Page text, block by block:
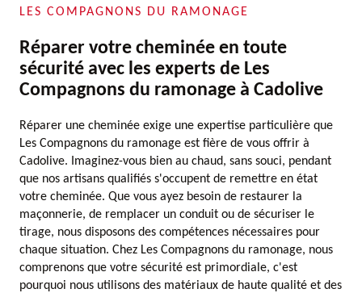
LES COMPAGNONS DU RAMONAGE
Réparer votre cheminée en toute
sécurité avec les experts de Les
Compagnons du ramonage à Cadolive
Réparer une cheminée exige une expertise particulière que
Les Compagnons du ramonage est fière de vous offrir à
Cadolive. Imaginez-vous bien au chaud, sans souci, pendant
que nos artisans qualifiés s'occupent de remettre en état
votre cheminée. Que vous ayez besoin de restaurer la
maçonnerie, de remplacer un conduit ou de sécuriser le
tirage, nous disposons des compétences nécessaires pour
chaque situation. Chez Les Compagnons du ramonage, nous
comprenons que votre sécurité est primordiale, c'est
pourquoi nous utilisons des matériaux de haute qualité et des